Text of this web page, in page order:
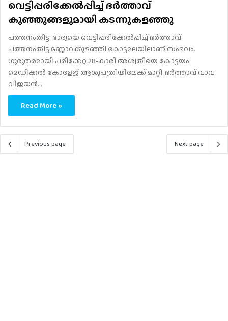
വെട്ടിപ്പരിക്കേല്‍പ്പിച്ച് ഭർത്താവ്
കുഞ്ഞുങ്ങളുമായി കടന്നുകളഞ്ഞു
പത്തനംതിട്ട: ഭാര്യയെ വെട്ടിപ്പരിക്കേല്‍പ്പിച്ച് ഭര്‍ത്താവ്.
പത്തനംതിട്ട മണ്ണാറക്കുളഞ്ഞി കോട്ടമലയിലാണ് സംഭവം.
ഗുരുതരമായി പരിക്കേറ്റ 28-കാരി അശ്വതിയെ കോട്ടയം
മെഡിക്കല്‍ കോളേജ് ആശുപത്രിയിലേക്ക് മാറ്റി. ഭര്‍ത്താവ് വാവ
വിജയന്‍…
Read More »
Previous page Next page